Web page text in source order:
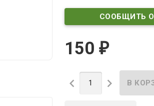
СООБЩИТЬ О
150 ₽
 